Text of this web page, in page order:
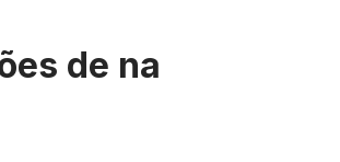
de na